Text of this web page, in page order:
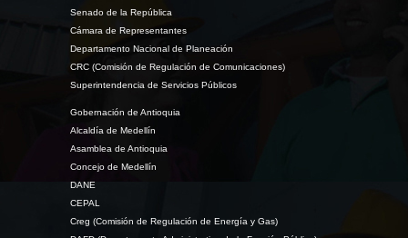
Senado de la República
Cámara de Representantes
Departamento Nacional de Planeación
CRC (Comisión de Regulación de Comunicaciones)
Superintendencia de Servicios Públicos
Gobernación de Antioquia
Alcaldía de Medellín
Asamblea de Antioquia
Concejo de Medellín
DANE
CEPAL
Creg (Comisión de Regulación de Energía y Gas)